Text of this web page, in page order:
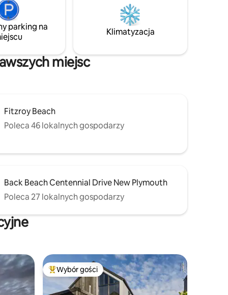
kuchenką, frytkownicą beztłuszczową,
lodówką, czajnikiem i tosterem). Przy
obiekcie Airbnb jest wiele bezpłatnych
miejsc parkingowych na ulicy, a także
małych samochodów).
parking na
Klimatyzacja
miejsc
Fitzroy Beach
Poleca 46 lokalnych gospodarzy
Back Beach Centennial Drive New Plymouth
Poleca 27 lokalnych gospodarzy
gości Najpopularniejsze z kategorii Wybór gości
Wybór gości